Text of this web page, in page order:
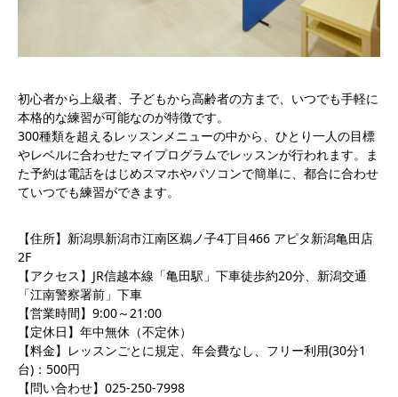
初心者から上級者、子どもから高齢者の方まで、いつでも手軽に
本格的な練習が可能なのが特徴です。
300種類を超えるレッスンメニューの中から、ひとり一人の目標
やレベルに合わせたマイプログラムでレッスンが行われます。ま
た予約は電話をはじめスマホやパソコンで簡単に、都合に合わせ
ていつでも練習ができます。
【住所】新潟県新潟市江南区鵜ノ子4丁目466 アピタ新潟亀田店
2F
【アクセス】JR信越本線「亀田駅」下車徒歩約20分、新潟交通
「江南警察署前」下車
【営業時間】9:00～21:00
【定休日】年中無休（不定休）
【料金】レッスンごとに規定、年会費なし、フリー利用(30分1
台)：500円
【問い合わせ】025-250-7998